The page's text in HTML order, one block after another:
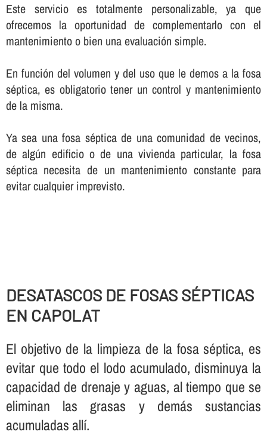
Este servicio es totalmente personalizable, ya que
ofrecemos la oportunidad de complementarlo con el
mantenimiento o bien una evaluación simple.
En función del volumen y del uso que le demos a la fosa
séptica, es obligatorio tener un control y mantenimiento
de la misma.
Ya sea una fosa séptica de una comunidad de vecinos,
de algún edificio o de una vivienda particular, la fosa
séptica necesita de un mantenimiento constante para
evitar cualquier imprevisto.
DESATASCOS DE FOSAS SÉPTICAS
EN CAPOLAT
El objetivo de la limpieza de la fosa séptica, es
evitar que todo el lodo acumulado, disminuya la
capacidad de drenaje y aguas, al tiempo que se
eliminan las grasas y demás sustancias
acumuladas allí­.